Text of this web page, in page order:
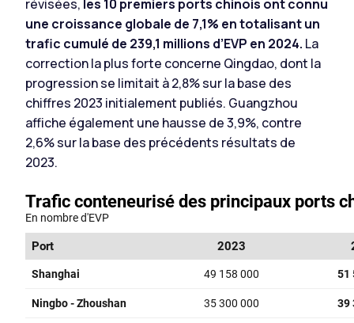
révisées, les 10 premiers ports chinois ont connu
une croissance globale de 7,1% en totalisant un
trafic cumulé de 239,1 millions d’EVP en 2024. La
correction la plus forte concerne Qingdao, dont la
progression se limitait à 2,8% sur la base des
chiffres 2023 initialement publiés. Guangzhou
affiche également une hausse de 3,9%, contre
2,6% sur la base des précédents résultats de
2023.